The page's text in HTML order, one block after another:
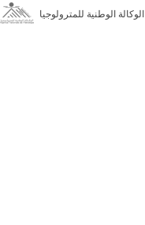
الوكالة الوطنية للمترولوجيا